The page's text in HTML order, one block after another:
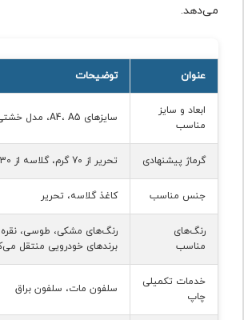
می‌دهد.
عنوان توضیحات
ابعاد و سایز
مناسب
سایزهای A4، A5، مدل خشتی، مدل سیمی، مدل دفترچه‌ای
گرماژ پیشنهادی تحریر از 70 گرم، گلاسه از 130 گرم برای صفحات داخلی، 250 گرم برای جلد
جنس مناسب کاغذ گلاسه، تحریر
رنگ‌های
مناسب
رنگ‌های مشکی، طوسی،
برندهای خودرویی منتقل
خدمات تکمیلی
چاپ
سلفون مات، سلفون براق